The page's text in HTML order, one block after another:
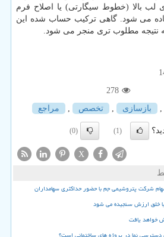
بالا (خطوط سیگارتی) یا اصلاح فرم
می شود. گاهی ترکیب حساب شده این
مطلوب تری منجر می شود.
278
, بازسازی , تخصص , مراجع
(1)
(0)
X
شرکت پتروشیمی جم با حضور حداکثری سهامداران
با خلق ارزش سنجیده می شود
خواهد یافت